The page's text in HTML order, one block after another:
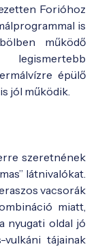
Forióhoz
is
működő
épülő
jól működik.
szeretnének
látnivalókat.
vacsorák
miatt,
nyugati oldal jó
tájainak